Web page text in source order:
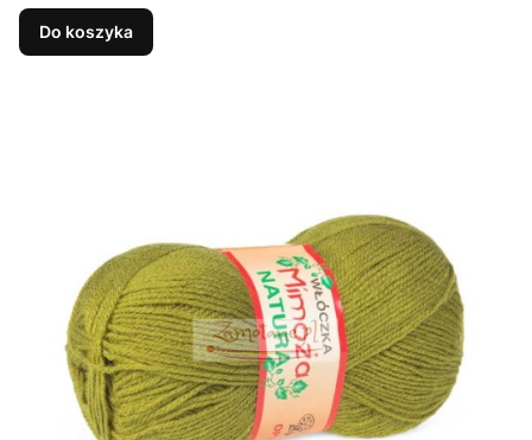
Do koszyka